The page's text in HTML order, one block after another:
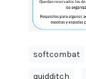
softcombat
quidditch